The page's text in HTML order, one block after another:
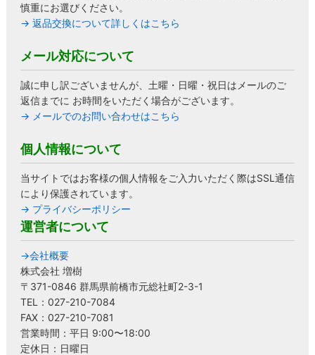
慎重にお選びください。
→ 返品交換について詳しくはこちら
メール対応について
誠に申し訳ございませんが、土曜・日曜・祝日はメールのご
返信までに お時間をいただく場合がございます。
→ メールでのお問い合わせはこちら
個人情報について
当サイトではお客様の個人情報をご入力いただく際はSSL通信
により保護されています。
→ プライバシーポリシー
運営者について
→会社概要
株式会社 増樹
〒371-0846 群馬県前橋市元総社町2-3-1
TEL：027-210-7084
FAX：027-210-7081
営業時間：平日 9:00〜18:00
定休日：日曜日